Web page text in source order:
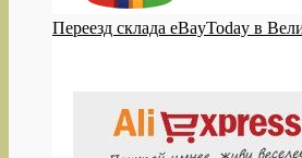
Переезд склада eBayToday в